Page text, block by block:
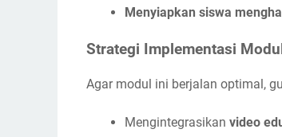
Menyiapkan siswa
Strategi Implementasi
Agar modul ini berjalan optimal,
Mengintegrasikan video